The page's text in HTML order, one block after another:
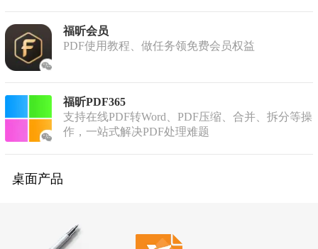
福昕会员
PDF使用教程、做任务领免费会员权益
福昕PDF365
支持在线PDF转Word、PDF压缩、合并、拆分等操
作，一站式解决PDF处理难题
桌面产品